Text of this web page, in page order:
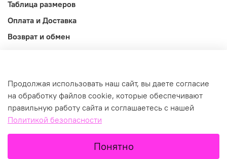
В корзину
Таблица размеров
Оплата и Доставка
Возврат и обмен
Продолжая использовать наш сайт, вы даете согласие
на обработку файлов cookie, которые обеспечивают
правильную работу сайта и соглашаетесь с нашей
Политикой безопасности
Понятно